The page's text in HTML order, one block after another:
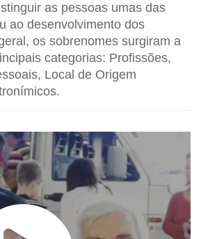
as pessoas umas das
ao desenvolvimento dos
os sobrenomes surgiram a
categorias: Profissões,
Local de Origem